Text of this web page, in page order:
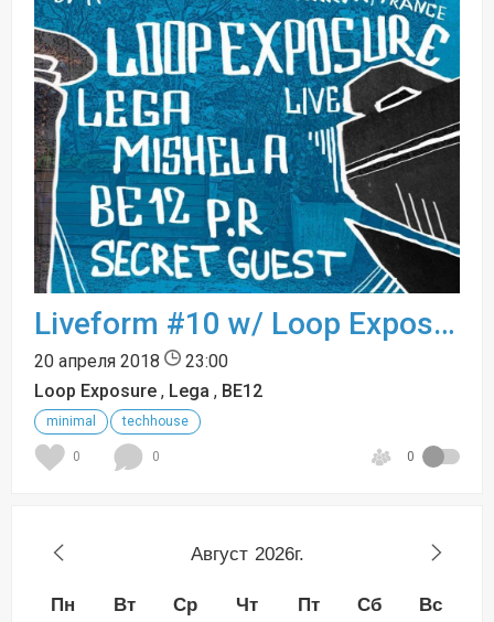
Liveform #10 w/ Loop Exposure LIVE (FR)
20 апреля 2018
23:00
Loop Exposure , Lega , BE12
minimal techhouse
0 0 0
Август 2026г.
Пн Вт Ср Чт Пт Сб Вс